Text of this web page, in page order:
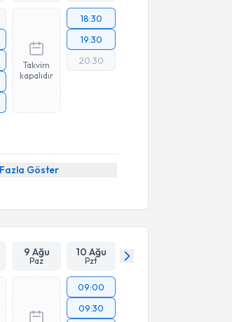
Takvim
kapalıdır
18:30
19:30
20:30
Göster
9 Ağu
Paz
10 Ağu
Pzt
09:00
09:30